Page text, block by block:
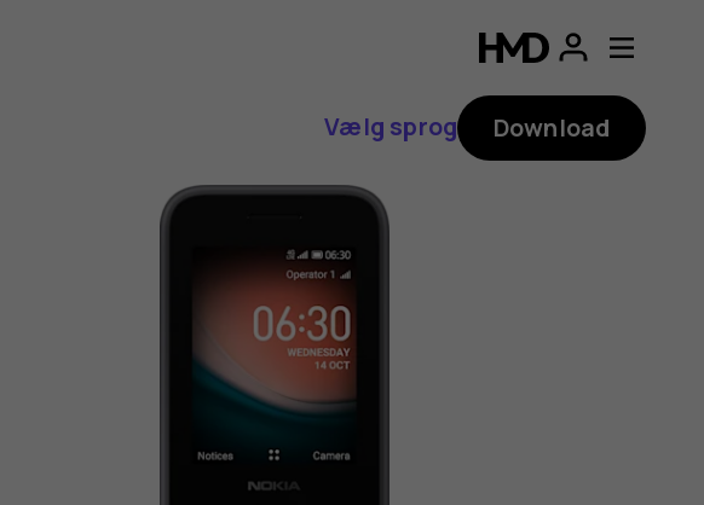
Vælg sprog Download